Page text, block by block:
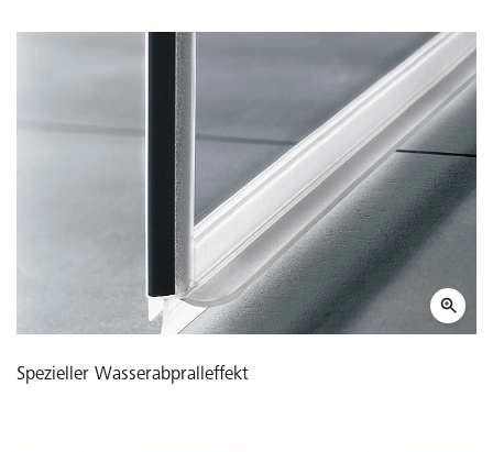
Spezieller Wasserabpralleffekt